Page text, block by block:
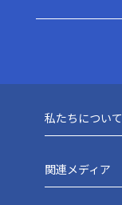
私たちについて
関連メディア